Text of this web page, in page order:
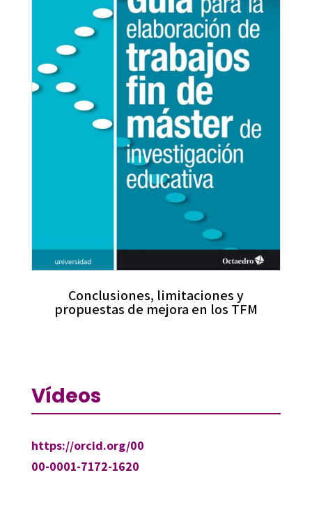
Conclusiones, limitaciones y
propuestas de mejora en los TFM
Vídeos
https://orcid.org/00
00-0001-7172-1620